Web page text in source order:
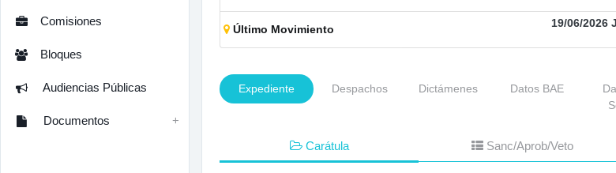
Comisiones
Bloques
Audiencias Públicas
Documentos
Último Movimiento 19/06/2026
Expediente Despachos Dictámenes Datos BAE
Carátula Sanc/Aprob/Veto